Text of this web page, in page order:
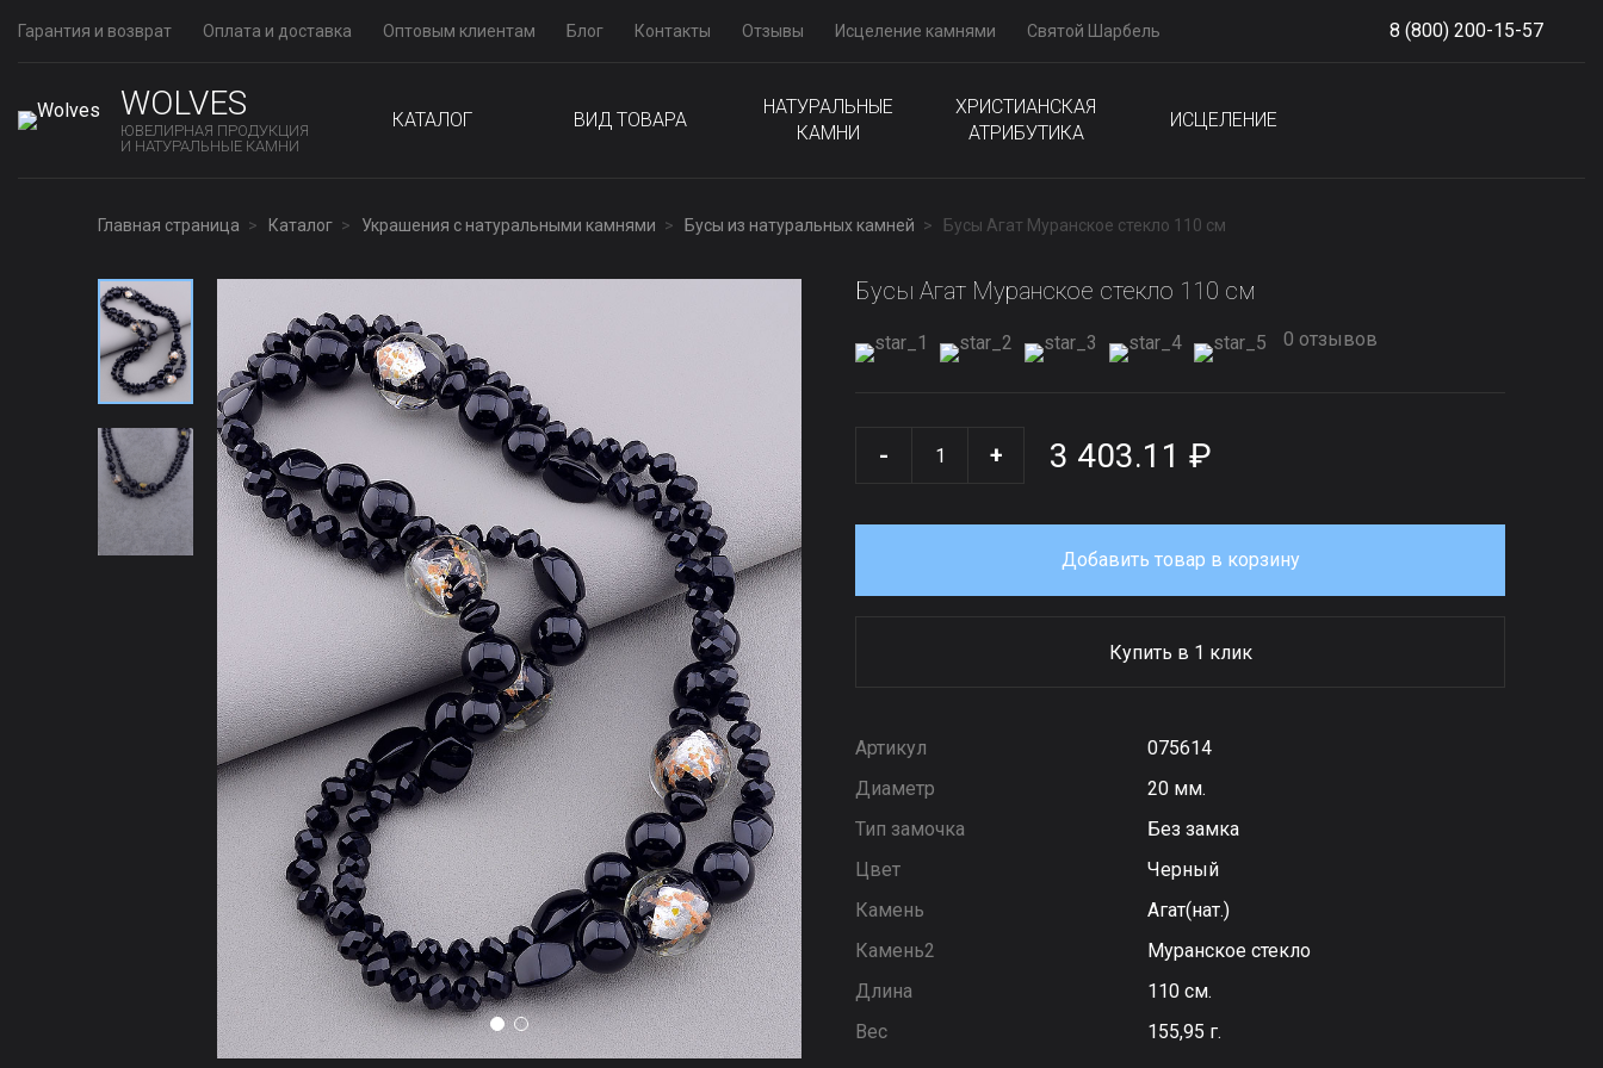
Гарантия и возврат Оплата и доставка Оптовым клиентам Блог Контакты Отзывы Исцеление камнями Святой Шарбель 8 (800) 200-15-57
WOLVES
ЮВЕЛИРНАЯ ПРОДУКЦИЯ
И НАТУРАЛЬНЫЕ КАМНИ
КАТАЛОГ ВИД ТОВАРА
НАТУРАЛЬНЫЕ
КАМНИ
ХРИСТИАНСКАЯ
АТРИБУТИКА
ИСЦЕЛЕНИЕ
Главная страница Каталог Украшения с натуральными камнями Бусы из натуральных камней Бусы Агат Муранское стекло 110 см
Бусы Агат Муранское стекло 110 см
0 отзывов
- + 3 403.11 ₽
Добавить товар в корзину
Купить в 1 клик
Артикул
075614
Диаметр
20 мм.
Тип замочка
Без замка
Цвет
Черный
Камень
Агат(нат.)
Камень2
Муранское стекло
Длина
110 см.
Вес
155,95 г.